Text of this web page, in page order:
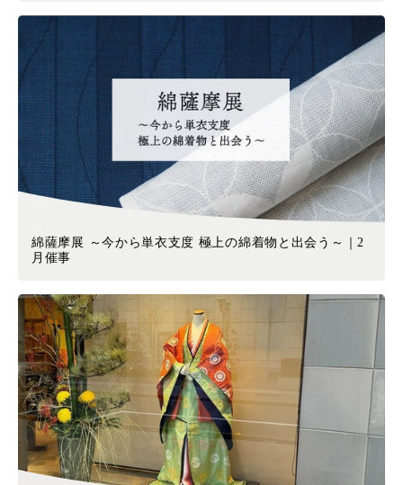
綿薩摩展 ～今から単衣支度 極上の綿着物と出会う～｜2
月催事